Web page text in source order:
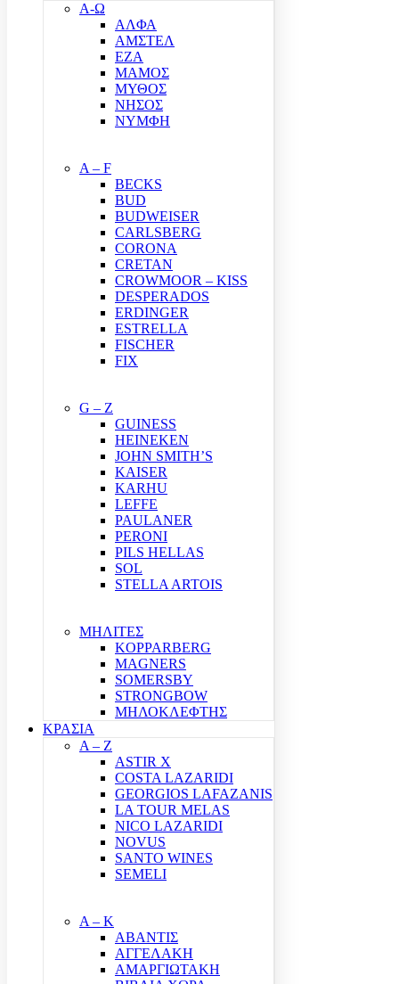
Α-Ω
ΑΛΦΑ
ΑΜΣΤΕΛ
ΕΖΑ
ΜΑΜΟΣ
ΜΥΘΟΣ
ΝΗΣΟΣ
ΝΥΜΦΗ
A – F
BECKS
BUD
BUDWEISER
CARLSBERG
CORONA
CRETAN
CROWMOOR – KISS
DESPERADOS
ERDINGER
ESTRELLA
FISCHER
FIX
G – Z
GUINESS
HEINEKEN
JOHN SMITH’S
KAISER
KARHU
LEFFE
PAULANER
PERONI
PILS HELLAS
SOL
STELLA ARTOIS
ΜΗΛΙΤΕΣ
KOPPARBERG
MAGNERS
SOMERSBY
STRONGBOW
ΜΗΛΟΚΛΕΦΤΗΣ
ΚΡΑΣΙΑ
A – Z
ASTIR X
COSTA LAZARIDI
GEORGIOS LAFAZANIS
LA TOUR MELAS
NICO LAZARIDI
NOVUS
SANTO WINES
SEMELI
Α – Κ
ΑΒΑΝΤΙΣ
ΑΓΓΕΛΑΚΗ
ΑΜΑΡΓΙΩΤΑΚΗ